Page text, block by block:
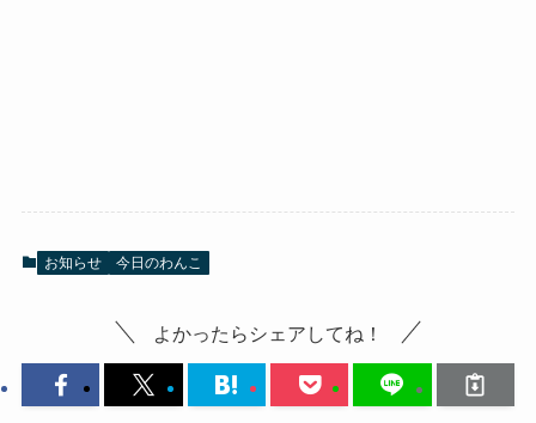
お知らせ 今日のわんこ
よかったらシェアしてね！